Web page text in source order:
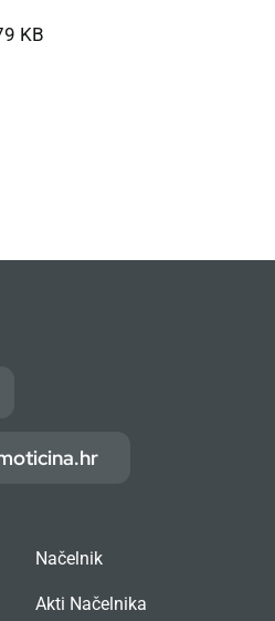
KB
Načelnik
Akti Načelnika